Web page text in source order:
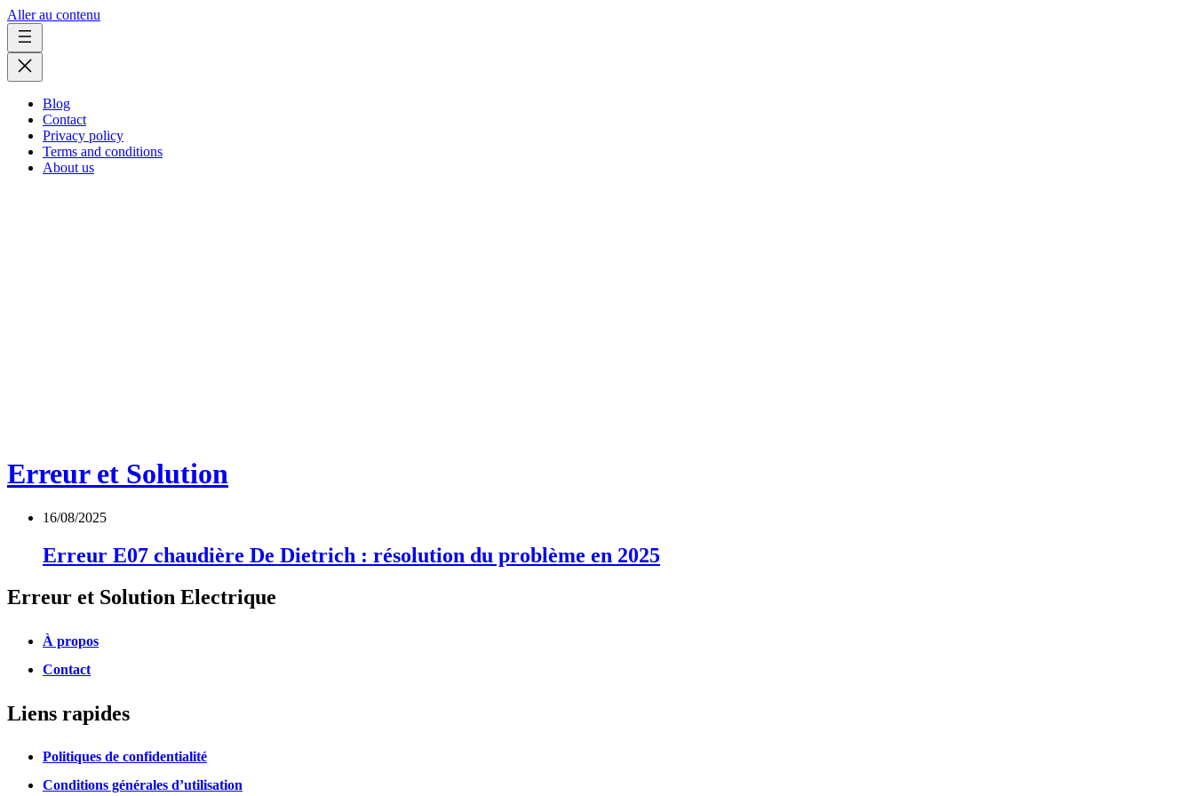
Aller au contenu
Blog
Contact
Privacy policy
Terms and conditions
About us
Erreur et Solution
16/08/2025
Erreur E07 chaudière De Dietrich : résolution du problème en 2025
Erreur et Solution Electrique
À propos
Contact
Liens rapides
Politiques de confidentialité
Conditions générales d’utilisation